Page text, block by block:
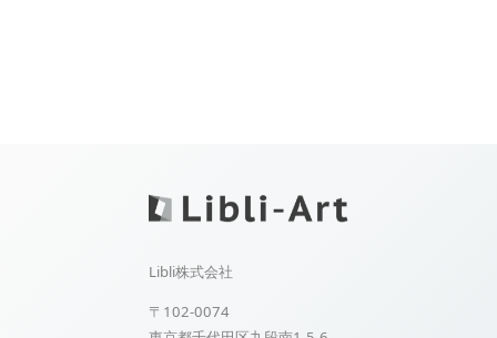
Libli株式会社
〒102-0074